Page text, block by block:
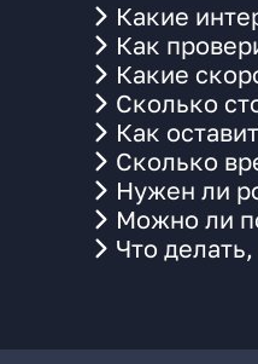
Какие
Как
Какие
Сколько
Как
Сколько
Нужен ли
Можно ли
Что